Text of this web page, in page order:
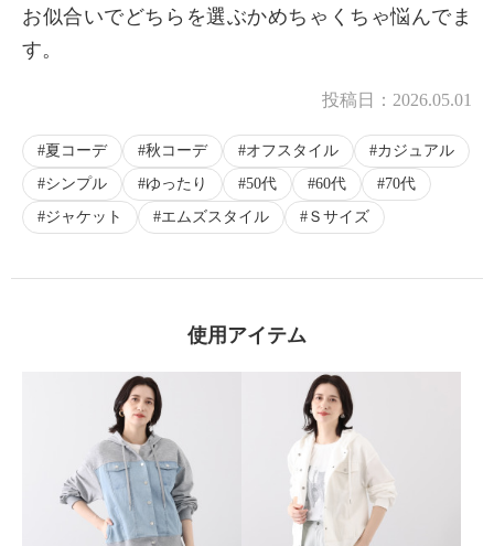
商品紹介
お似合いでどちらを選ぶかめちゃくちゃ悩んでま
す。
投稿日： 2026.05.01
夏コーデ 秋コーデ オフスタイル
カジュアル
シンプル
ゆったり 50代 60代
70代
ジャケット
エムズスタイル Ｓサイズ
使用アイテム